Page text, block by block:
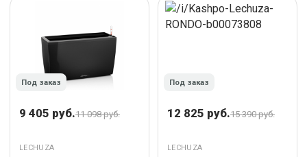
Под заказ
9 405 руб.11 098 руб.
LECHUZA
Под заказ
12 825 руб.15 390 руб.
LECHUZA